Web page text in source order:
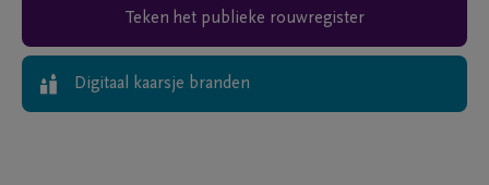
Teken het publieke rouwregister
Digitaal kaarsje branden